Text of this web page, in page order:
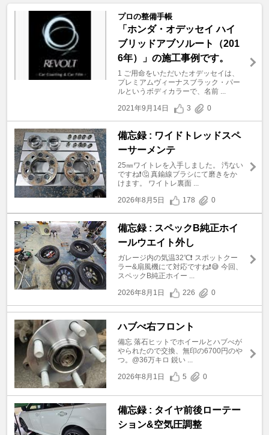
プロの整備手帳
「ホンダ・オデッセイ ハイ
ブリッドアブソルート（201
6年）」の施工事例です。
1 ご用命をいただいたオデッセイは、
プレミアムヴィーナスブラック・パー
ルというボディカラーで、名前 ...
2021年9月14日
3 0
備忘録 : ワイドトレッドスペ
ーサーメンテ
25㎜ワイトレを入手しました。 汚ない
ですね❗🤔 真鍮線ブラシにて磨きをか
けます。 ワイトレ裏面 ...
2026年8月5日
178 0
備忘録 : スペックB純正ホイ
ールウエイト外し
ガレージ内の気温32℃❗ スポットクー
ラー&扇風機にて対応ですね❗😅 今回、
スペックB純正ホイー ...
2026年8月1日
226 0
ハブべ右フロント
備忘 落石ヒットでホイールとハブべが
やられたので交換、無印の6700円のや
つ。@36万キロ 鋭い ...
2026年8月1日
5 0
備忘録 : タイヤ前後ローテー
ション&空気圧調整